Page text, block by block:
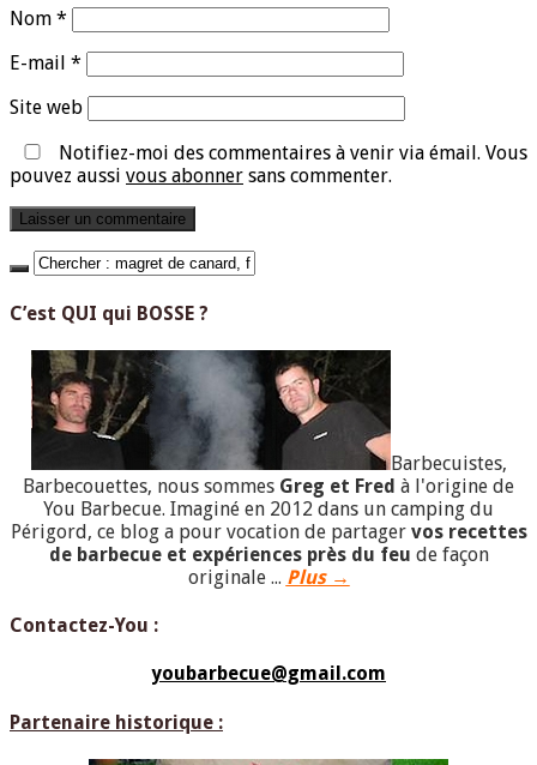
Nom *
E-mail *
Site web
Notifiez-moi des commentaires à venir via émail. Vous
pouvez aussi vous abonner sans commenter.
C’est QUI qui BOSSE ?
Barbecuistes,
Barbecouettes, nous sommes Greg et Fred à l'origine de
You Barbecue. Imaginé en 2012 dans un camping du
Périgord, ce blog a pour vocation de partager vos recettes
de barbecue et expériences près du feu de façon
originale ... Plus →
Contactez-You :
youbarbecue@gmail.com
Partenaire historique :